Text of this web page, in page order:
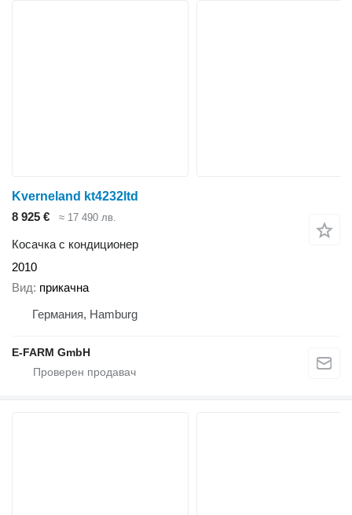
Kverneland kt4232ltd
8 925 €
≈ 17 490 лв.
Косачка с кондиционер
2010
Вид прикачна
Германия, Hamburg
E-FARM GmbH